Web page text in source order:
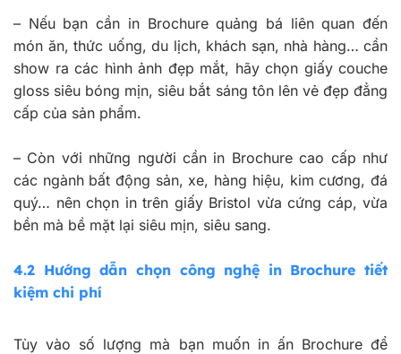
– Nếu bạn cần in Brochure quảng bá liên quan đến
món ăn, thức uống, du lịch, khách sạn, nhà hàng… cần
show ra các hình ảnh đẹp mắt, hãy chọn giấy couche
gloss siêu bóng mịn, siêu bắt sáng tôn lên vẻ đẹp đẳng
cấp của sản phẩm.
– Còn với những người cần in Brochure cao cấp như
các ngành bất động sản, xe, hàng hiệu, kim cương, đá
quý… nên chọn in trên giấy Bristol vừa cứng cáp, vừa
bền mà bề mặt lại siêu mịn, siêu sang.
4.2 Hướng dẫn chọn công nghệ in Brochure tiết
kiệm chi phí
Tùy vào số lượng mà bạn muốn in ấn Brochure để